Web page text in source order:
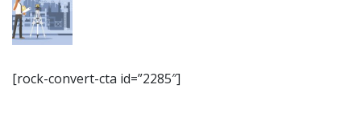
[rock-convert-cta id=”2285″]